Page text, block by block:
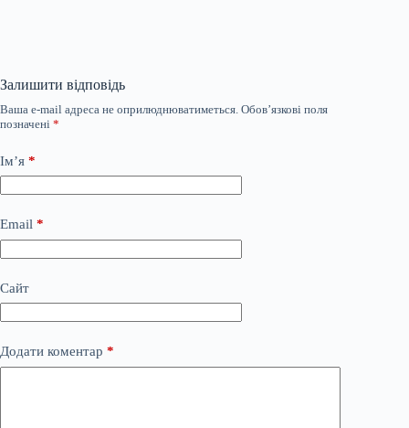
Залишити відповідь
Ваша e-mail адреса не оприлюднюватиметься. Обов’язкові поля
позначені *
Ім’я *
Email *
Сайт
Додати коментар *